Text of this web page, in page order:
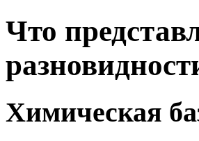
Что
Химическая